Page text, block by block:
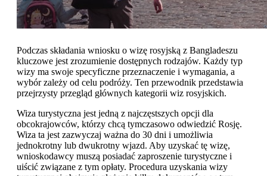
Podczas składania wniosku o wizę rosyjską z Bangladeszu
kluczowe jest zrozumienie dostępnych rodzajów. Każdy typ
wizy ma swoje specyficzne przeznaczenie i wymagania, a
wybór zależy od celu podróży. Ten przewodnik przedstawia
przejrzysty przegląd głównych kategorii wiz rosyjskich.
Wiza turystyczna jest jedną z najczęstszych opcji dla
obcokrajowców, którzy chcą tymczasowo odwiedzić Rosję.
Wiza ta jest zazwyczaj ważna do 30 dni i umożliwia
jednokrotny lub dwukrotny wjazd. Aby uzyskać tę wizę,
wnioskodawcy muszą posiadać zaproszenie turystyczne i
uiścić związane z tym opłaty. Procedura uzyskania wizy